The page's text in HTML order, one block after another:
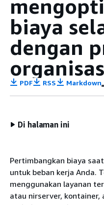
biaya
dengan
PDF RSS Markdown
Di halaman ini
Pertimbangkan biaya
untuk beban kerja Anda.
menggunakan layanan
atau nirserver,